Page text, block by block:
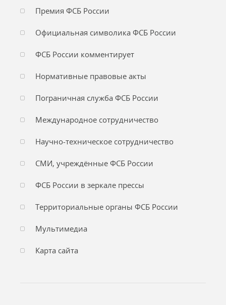
Премия ФСБ России
Официальная символика ФСБ России
ФСБ России комментирует
Нормативные правовые акты
Пограничная служба ФСБ России
Международное сотрудничество
Научно-техническое сотрудничество
СМИ, учреждённые ФСБ России
ФСБ России в зеркале прессы
Территориальные органы ФСБ России
Мультимедиа
Карта сайта